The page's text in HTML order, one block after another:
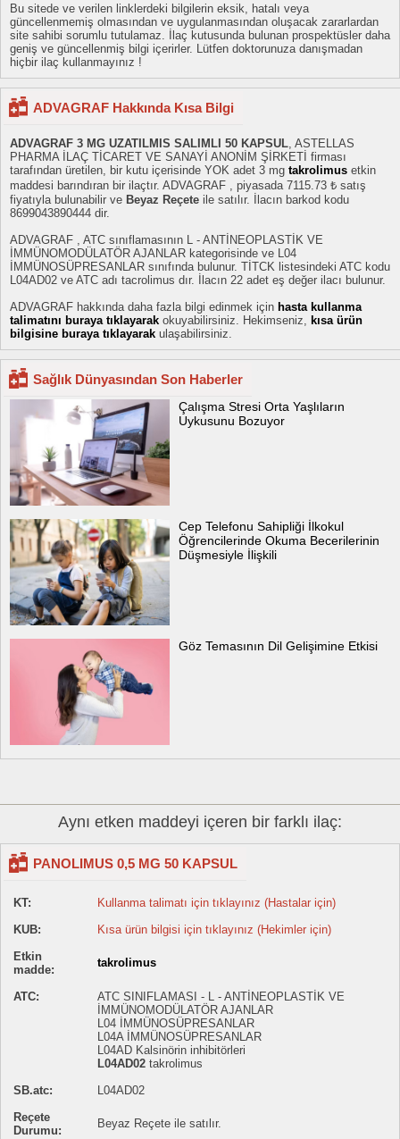
Bu sitede ve verilen linklerdeki bilgilerin eksik, hatalı veya
güncellenmemiş olmasından ve uygulanmasından oluşacak zararlardan
site sahibi sorumlu tutulamaz. İlaç kutusunda bulunan prospektüsler daha
geniş ve güncellenmiş bilgi içerirler. Lütfen doktorunuza danışmadan
hiçbir ilaç kullanmayınız !
ADVAGRAF Hakkında Kısa Bilgi
ADVAGRAF 3 MG UZATILMIS SALIMLI 50 KAPSUL , ASTELLAS
PHARMA İLAÇ TİCARET VE SANAYİ ANONİM ŞİRKETİ firması
tarafından üretilen, bir kutu içerisinde YOK adet 3 mg takrolimus etkin
maddesi barındıran bir ilaçtır. ADVAGRAF , piyasada 7115.73 ₺ satış
fiyatıyla bulunabilir ve Beyaz Reçete ile satılır. İlacın barkod kodu
8699043890444 dir.
ADVAGRAF , ATC sınıflamasının L - ANTİNEOPLASTİK VE
İMMÜNOMODÜLATÖR AJANLAR kategorisinde ve L04
İMMÜNOSÜPRESANLAR sınıfında bulunur. TİTCK listesindeki ATC kodu
L04AD02 ve ATC adı tacrolimus dır. İlacın 22 adet eş değer ilacı bulunur.
ADVAGRAF hakkında daha fazla bilgi edinmek için hasta kullanma
talimatını buraya tıklayarak okuyabilirsiniz. Hekimseniz,
kısa ürün
bilgisine buraya tıklayarak ulaşabilirsiniz.
Sağlık Dünyasından Son Haberler
Çalışma Stresi Orta Yaşlıların
Uykusunu Bozuyor
Cep Telefonu Sahipliği İlkokul
Öğrencilerinde Okuma Becerilerinin
Düşmesiyle İlişkili
Göz Temasının Dil Gelişimine Etkisi
Aynı etken maddeyi içeren bir farklı ilaç:
PANOLIMUS 0,5 MG 50 KAPSUL
KT:
Kullanma talimatı için tıklayınız (Hastalar için)
KUB:
Kısa ürün bilgisi için tıklayınız (Hekimler için)
Etkin
madde:
takrolimus
ATC:
ATC SINIFLAMASI - L - ANTİNEOPLASTİK VE
İMMÜNOMODÜLATÖR AJANLAR
L04 İMMÜNOSÜPRESANLAR
L04A İMMÜNOSÜPRESANLAR
L04AD Kalsinörin inhibitörleri
L04AD02 takrolimus
SB.atc:
L04AD02
Reçete
Durumu:
Beyaz Reçete ile satılır.